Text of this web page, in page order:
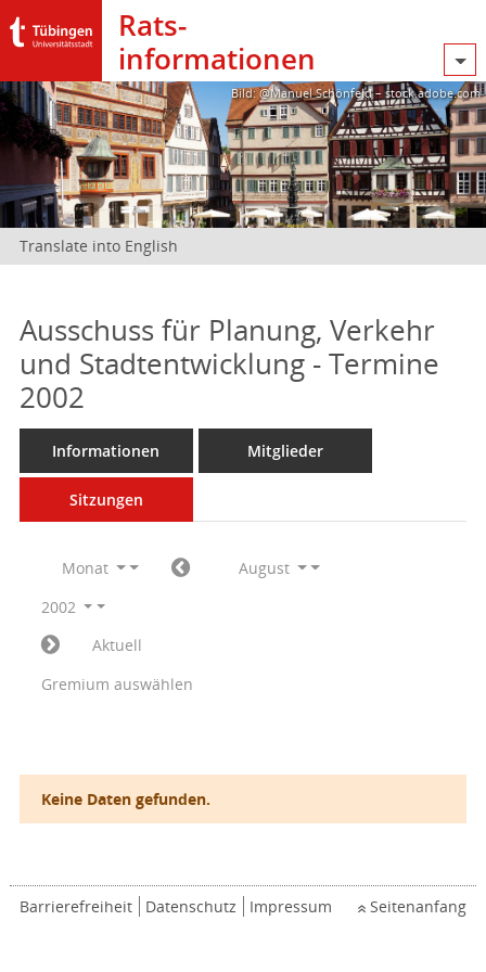
Rats­
informationen
Bild: @Manuel Schönfeld – stock.adobe.com
Translate into English
Ausschuss für Planung, Verkehr
und Stadtentwicklung - Termine
2002
Informationen Mitglieder
Sitzungen
Monat
August
2002
Aktuell
Gremium auswählen
Keine Daten gefunden.
Barrierefreiheit Datenschutz Impressum Seitenanfang